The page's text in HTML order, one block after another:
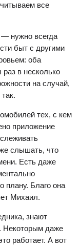
все
нужно всегда
быт с другими
оба
в несколько
на случай,
тех, с кем
приложение
слышать, что
Есть даже
плану. Благо она
Михаил.
знают
Некоторым даже
работает. А вот